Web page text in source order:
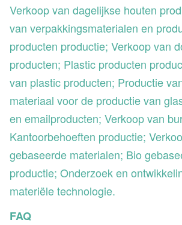
Verkoop van dagelijkse houten
van verpakkingsmaterialen en
producten productie; Verkoop van
producten; Plastic producten
van plastic producten; Productie
materiaal voor de productie van
en emailproducten; Verkoop van
Kantoorbehoeften productie;
gebaseerde materialen; Bio
productie; Onderzoek en
materiële technologie.
FAQ